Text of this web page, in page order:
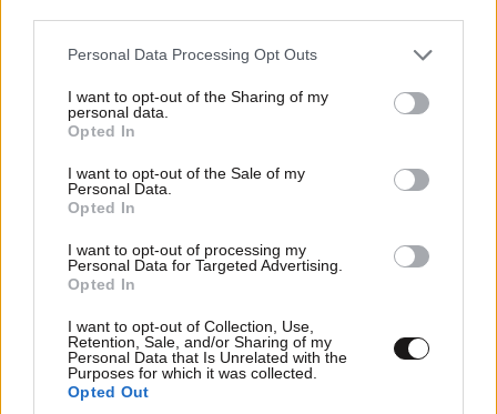
Please note that this website/app uses one or more Google
not limited to your visit or usage behaviour. You may click to
grant or deny consent to Google and its third-party tags to
use your data for below specified purposes in below Google
consent section.
Personal Data Processing Opt Outs
I want to opt-out of the Sharing of my
personal data.
Opted In
I want to opt-out of the Sale of my
Personal Data.
Opted In
I want to opt-out of processing my
Personal Data for Targeted Advertising.
Opted In
I want to opt-out of Collection, Use,
Retention, Sale, and/or Sharing of my
Personal Data that Is Unrelated with the
Purposes for which it was collected.
Opted Out
ΔΙΑΤΡΟΦΗ08·08·2026 08:30
Ογκολόγοι προειδοποιούν: Αυτές οι τροφές,
περνούν απαρατήρητες, αλλά καλό είναι να τις
βγάλετε από την καθημερινότητά σας